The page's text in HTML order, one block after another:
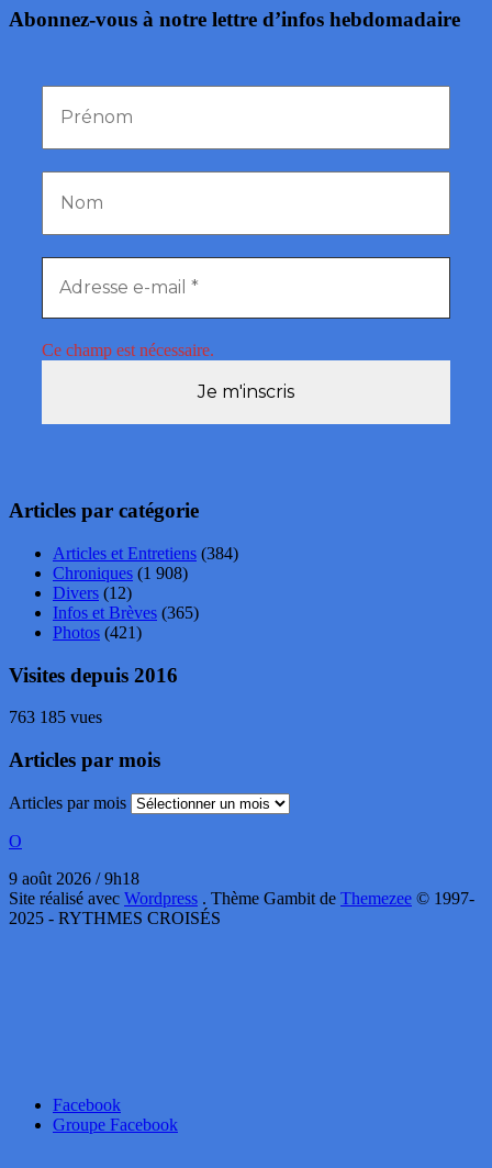
Abonnez-vous à notre lettre d’infos hebdomadaire
Ce champ est nécessaire.
Articles par catégorie
Articles et Entretiens (384)
Chroniques (1 908)
Divers (12)
Infos et Brèves (365)
Photos (421)
Visites depuis 2016
763 185 vues
Articles par mois
Articles par mois
O
9 août 2026 / 9h18
Site réalisé avec Wordpress . Thème Gambit de Themezee © 1997-
2025 - RYTHMES CROISÉS
Facebook
Groupe Facebook